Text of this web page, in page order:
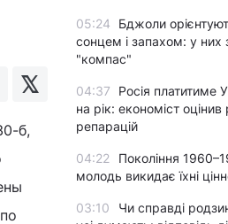
б,
05:24
Бджоли
сонцем і запахом: у
"компас"
04:37
Росія платитиме
на рік: економіст
репарацій
04:22
Покоління
молодь викидає їхні
03:10
Чи справді